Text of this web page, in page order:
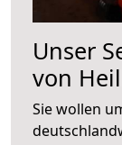
Unser
von
Sie wollen